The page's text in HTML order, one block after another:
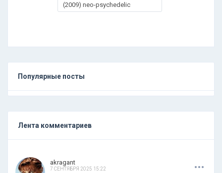
(2009) neo-psychedeliс
Популярные посты
Лента комментариев
akragant
7 СЕНТЯБРЯ 2025 15:22 ...